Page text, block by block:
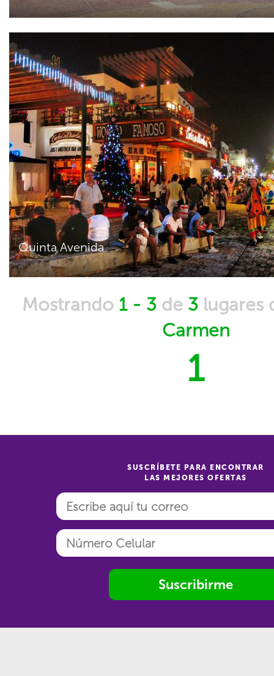
Quinta Avenida
Mostrando 1 - 3 de 3 lugares
Carmen
1
SUSCRÍBETE PARA ENCONTRAR
LAS MEJORES OFERTAS
Suscribirme